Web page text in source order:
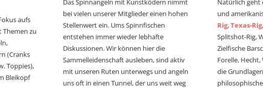
aufs
Themen zu
(Cranks
Toppies),
Bleikopf
Das Spinnangeln mit Kunstködern nimmt
bei vielen unserer Mitglieder einen hohen
Stellenwert ein. Ums Spinnfischen
entstehen immer wieder lebhafte
Diskussionen. Wir können hier die
Sammelleidenschaft ausleben, sind aktiv
mit unseren Ruten unterwegs und angeln
uns oft in einen Tunnel, der uns weit weg
Natürlich geht
und
Rig,Texas-Rig
Splitshot-Rig,
Zielfische
Forelle, Hecht,
die